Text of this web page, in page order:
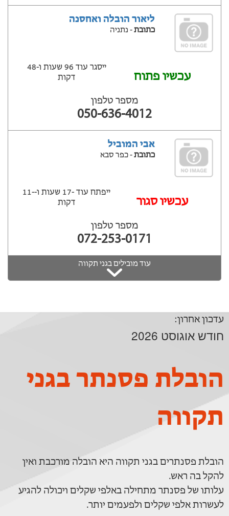
ליאור הובלה ואחסנה
כתובת- נתניה
עכשיו פתוח
ייסגר עוד 96 שעות ‫ו-48
דקות
מספר טלפון
050-636-4012
אבי המוביל
כתובת- כפר סבא
‫עכשיו סגור
ייפתח עוד -17 שעות ‫ו--11
דקות
מספר טלפון
072-253-0171
עוד מובילים בגני תקווה
עדכון אחרון:
חודש אוגוסט 2026
הובלת פסנתר בגני
תקווה
הובלת פסנתרים בגני תקווה היא הובלה מורכבת ואין
להקל בה ראש.
עלותו של פסנתר מתחילה באלפי שקלים ויכולה להגיע
לעשרות אלפי שקלים ולפעמים יותר.